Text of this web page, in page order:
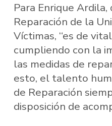
Para Enrique
Reparación de la
Víctimas, “es de
cumpliendo con la
las medidas de
esto, el talento
de Reparación
disposición de